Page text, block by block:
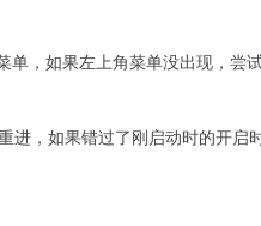
，如果左上角菜单没出现，尝
，如果错过了刚启动时的开启